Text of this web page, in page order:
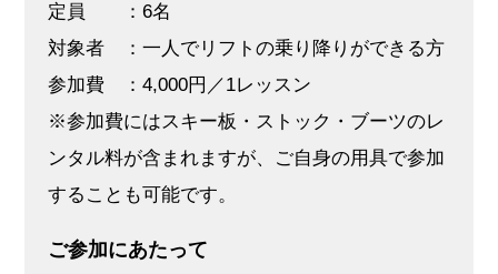
定員 ：6名
対象者 ：一人でリフトの乗り降りができる方
参加費 ：4,000円／1レッスン
※参加費にはスキー板・ストック・ブーツのレ
ンタル料が含まれますが、ご自身の用具で参加
することも可能です。
ご参加にあたって